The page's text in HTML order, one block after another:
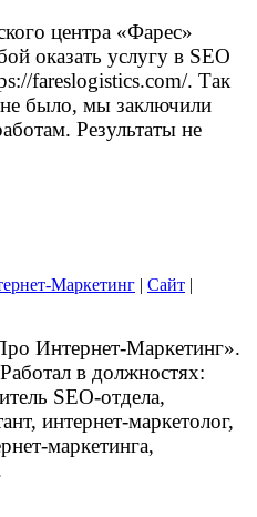
центра «Фарес»
оказать услугу в SEO
fareslogistics.com/. Так
не было, мы заключили
Результаты не
Маркетинг | Сайт |
Интернет-Маркетинг».
в должностях:
SEO-отдела,
интернет-маркетолог,
маркетинга,